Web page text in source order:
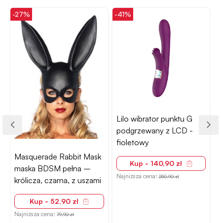
-27%
Masquerade Rabbit Mask
maska BDSM pełna –
królicza, czarna, z uszami
Kup - 52,90 zł
Najniższa cena:79,90 zł
-41%
Lilo wibrator punktu G
podgrzewany z LCD -
fioletowy
Kup - 140,90 zł
Najniższa cena:250,90 zł